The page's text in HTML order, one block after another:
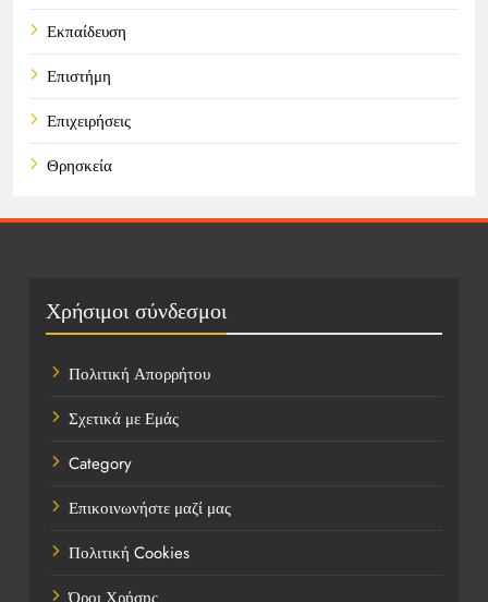
Εκπαίδευση
Επιστήμη
Επιχειρήσεις
Θρησκεία
Πολιτική
Τοποθεσίες
Χρήσιμοι σύνδεσμοι
Πολιτική Απορρήτου
Σχετικά με Εμάς
Category
Επικοινωνήστε μαζί μας
Πολιτική Cookies